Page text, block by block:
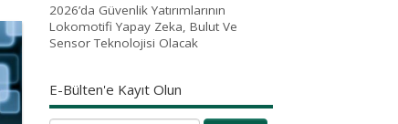
2026’da Güvenlik Yatırımlarının
Lokomotifi Yapay Zeka, Bulut Ve
Sensor Teknolojisi Olacak
E-Bülten'e Kayıt Olun